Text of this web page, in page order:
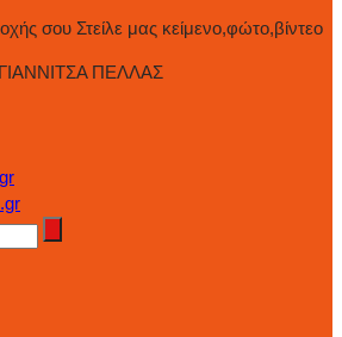
σου Στείλε μας κείμενο,φώτο,βίντεο
ΠΕΛΛΑΣ